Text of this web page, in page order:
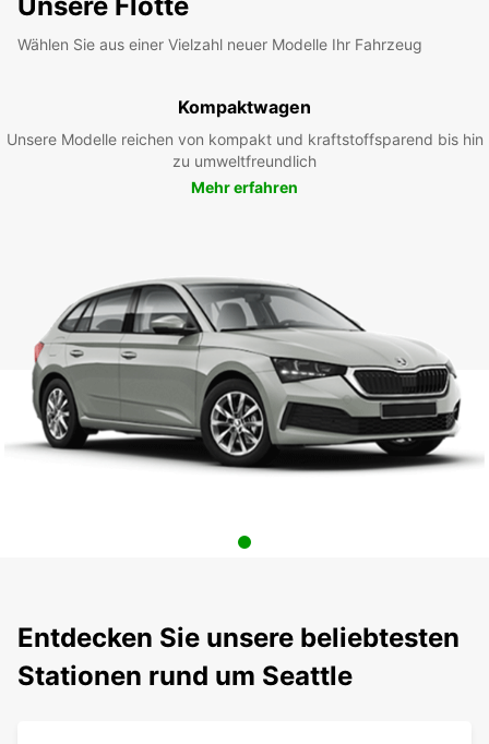
Wählen Sie aus einer Vielzahl neuer Modelle Ihr Fahrzeug
Kompaktwagen
Unsere Modelle reichen von kompakt und kraftstoffsparend bis hin
zu umweltfreundlich
Mehr erfahren
Entdecken Sie unsere beliebtesten
Stationen rund um Seattle